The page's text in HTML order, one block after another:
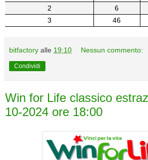
2
6
3
46
bitfactory alle 19:10 Nessun commento:
Condividi
Win for Life classico
10-2024 ore 18:00